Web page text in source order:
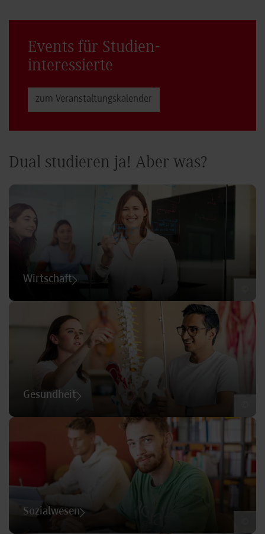
Events für Studien­
interessierte
zum Veranstaltungs­kalender
Dual studieren ja! Aber was?
Wirtschaft
Gesundheit
Sozialwesen